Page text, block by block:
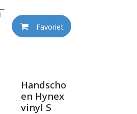
Favoriet
Handscho
en Hynex
vinyl S